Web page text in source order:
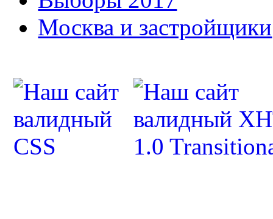
Москва и застройщики